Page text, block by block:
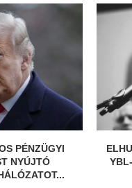
PÉNZÜGYI
NYÚJTÓ